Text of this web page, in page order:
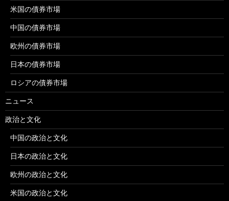
米国の債券市場
中国の債券市場
欧州の債券市場
日本の債券市場
ロシアの債券市場
ニュース
政治と文化
中国の政治と文化
日本の政治と文化
欧州の政治と文化
米国の政治と文化